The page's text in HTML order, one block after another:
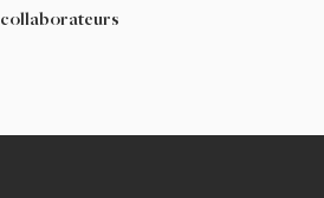
collaborateurs